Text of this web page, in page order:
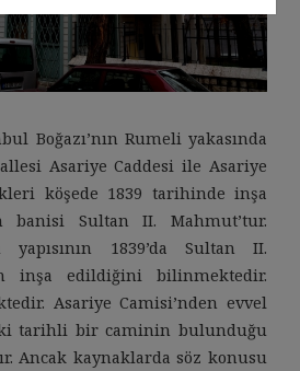
Boğazı’nın Rumeli yakasında
Asariye Caddesi ile Asariye
köşede 1839 tarihinde inşa
banisi Sultan II. Mahmut’tur.
1839’da Sultan II.
inşa edildiğini bilinmektedir.
Asariye Camisi’nden evvel
tarihli bir caminin bulunduğu
Ancak kaynaklarda söz konusu